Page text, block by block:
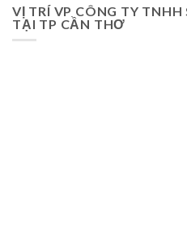
VỊ TRÍ VP CÔNG TY
TẠI TP CẦN THƠ